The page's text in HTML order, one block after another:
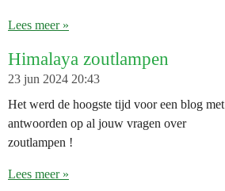
Lees meer »
Himalaya zoutlampen
23 jun 2024 20:43
Het werd de hoogste tijd voor een blog met
antwoorden op al jouw vragen over
zoutlampen !
Lees meer »